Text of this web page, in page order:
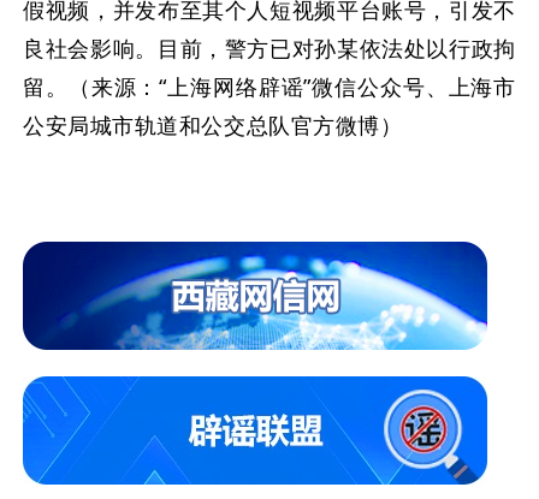
假视频，并发布至其个人短视频平台账号，引发不
良社会影响。目前，警方已对孙某依法处以行政拘
留。（来源：“上海网络辟谣”微信公众号、上海市
公安局城市轨道和公交总队官方微博）